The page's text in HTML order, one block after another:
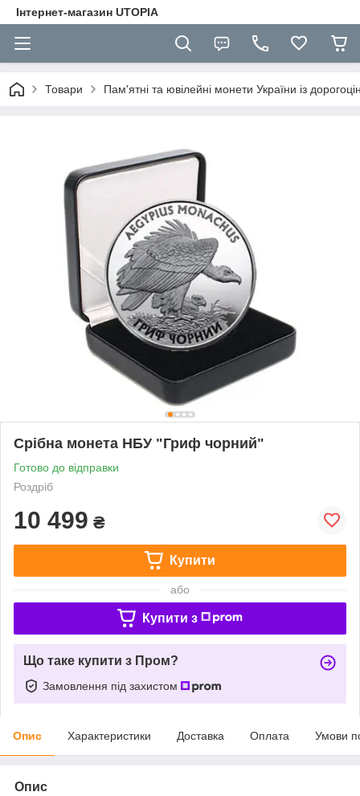
Інтернет-магазин UTOPIA
Товари Пам'ятні та ювілейні монети України із
Срібна монета НБУ "Гриф чорний"
Готово до відправки
Роздріб
10 499 ₴
Купити
або
Купити з
Що таке купити з Пром?
Замовлення під захистом
Опис Характеристики Доставка Оплата Умови
Опис